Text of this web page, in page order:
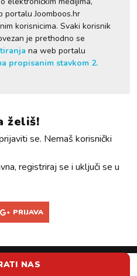
portalu Joomboos.hr
korisnicima. Svaki korisnik
je prethodno se
na web portalu
propisanim stavkom 2.
želiš!
se. Nemaš korisnički
registriraj se i uključi se u
PRIJAVA
NAS